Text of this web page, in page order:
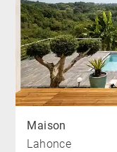
Maison
Lahonce